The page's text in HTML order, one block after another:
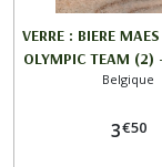
VERRE : BIERE
OLYMPIC TEAM (2)
96
Belgique
3€50